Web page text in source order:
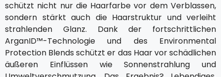
schützt nicht nur die Haarfarbe vor dem Verblassen,
sondern stärkt auch die Haarstruktur und verleiht
strahlenden Glanz. Dank der fortschrittlichen
ArganID™-Technologie und des Environmental
Protection Blends schützt er das Haar vor schädlichen
äußeren Einflüssen wie Sonnenstrahlung und